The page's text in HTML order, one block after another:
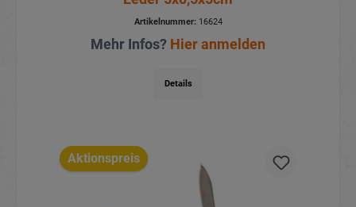
Artikelnummer:16624
Mehr Infos? Hier anmelden
Details
Aktionspreis